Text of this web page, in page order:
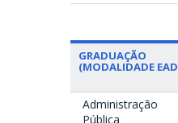
GRADUAÇÃO
(MODALIDADE
Administração
Pública